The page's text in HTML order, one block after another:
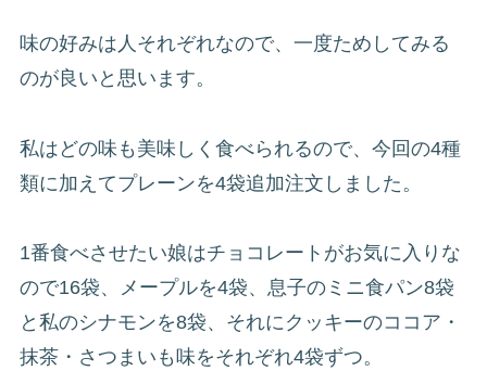
味の好みは人それぞれなので、一度ためしてみる
のが良いと思います。
私はどの味も美味しく食べられるので、今回の4種
類に加えてプレーンを4袋追加注文しました。
1番食べさせたい娘はチョコレートがお気に入りな
ので16袋、メープルを4袋、息子のミニ食パン8袋
と私のシナモンを8袋、それにクッキーのココア・
抹茶・さつまいも味をそれぞれ4袋ずつ。